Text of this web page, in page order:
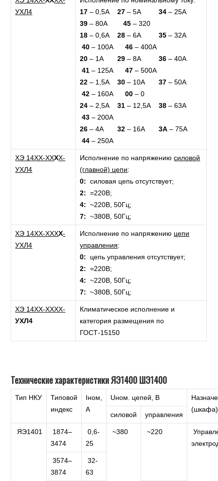
УХЛ4
17 – 0,5А27 – 5А34 – 25А
39 – 80А45 – 320
18 – 0,6А28 – 6А35 – 32А
40– 100А46 – 400А
20 – 1А29 – 8А36 – 40А
41 – 125А47 – 500А
22 – 1,5А30 – 10А37 – 50А
42 – 160А00 – 0
24 – 2,5А31 – 12,5А38 – 63А
43 – 200А
26 – 4А32 – 16А3А – 75А
44 – 250А
ХЭ 14ХХ-ХХХХ-
УХЛ4
Исполнение по напряжениюсиловой
(главной) цепи:
0:силовая цепь отсутствует;
2:=220В;
4:~220В, 50Гц;
7:~380В, 50Гц;
ХЭ 14ХХ-ХХХХ-
УХЛ4
Исполнение по напряжению цепи
управления:
0: цепь управления отсутствует;
2:=220В;
4:~220В, 50Гц;
7:~380В, 50Гц;
ХЭ 14ХХ-ХХХХ-
УХЛ4
Климатическое исполнение и
категория размещения по
ГОСТ-15150
Технические характеристики ЯЭ1400 ШЭ1400
Тип НКУ
Типовой
индекс
Iном,
А
Uном. цепей, В
(шкафа)
силовой управления
ЯЭ1401
1874–
3474
0,6-
25
~380 ~220
3574–
3874
32-
63